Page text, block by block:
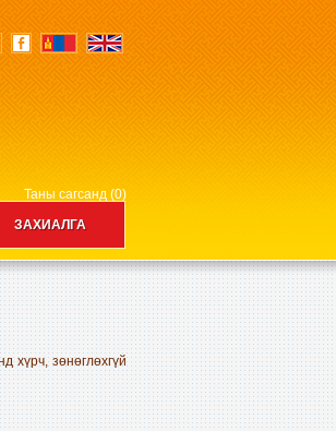
Таны сагсанд (0)
ЗАХИАЛГА
хүрч, зөнөглөхгүй